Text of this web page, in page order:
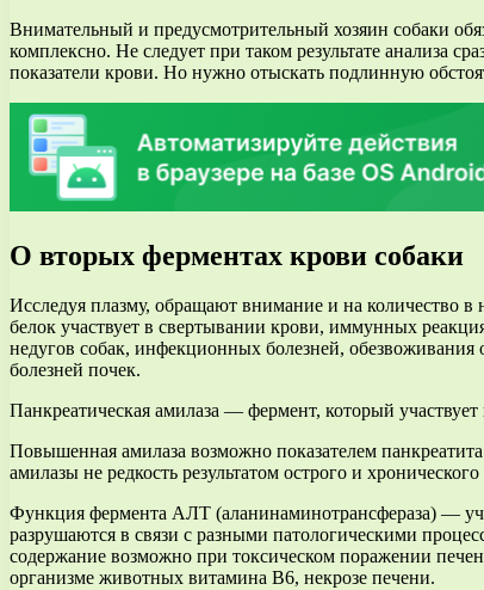
Внимательный и предусмотрительный хозяин собаки
комплексно. Не следует при таком результате анализа
показатели крови. Но нужно отыскать подлинную
О вторых ферментах крови собаки
Исследуя плазму, обращают внимание и на количество
белок участвует в свертывании крови, иммунных
недугов собак, инфекционных болезней,
болезней почек.
Панкреатическая амилаза — фермент, который
Повышенная амилаза возможно показателем
амилазы не редкость результатом острого и
Функция фермента АЛТ (аланинаминотрансфераза) —
разрушаются в связи с разными патологическими
содержание возможно при токсическом поражении
организме животных витамина В6, некрозе печени.